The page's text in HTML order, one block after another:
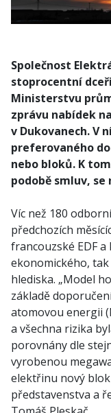
Společnost
stoprocentní
Ministerstvu
zprávu nabídek
v Dukovanech. V
preferovaného
nebo bloků. K
podobě smluv, se
Víc než 180
předchozích
francouzské EDF
ekonomického,
hlediska. „Model
základě
atomovou energii
a všechna rizika
porovnány dle
vyrobenou
elektřinu nový blok
představenstva a